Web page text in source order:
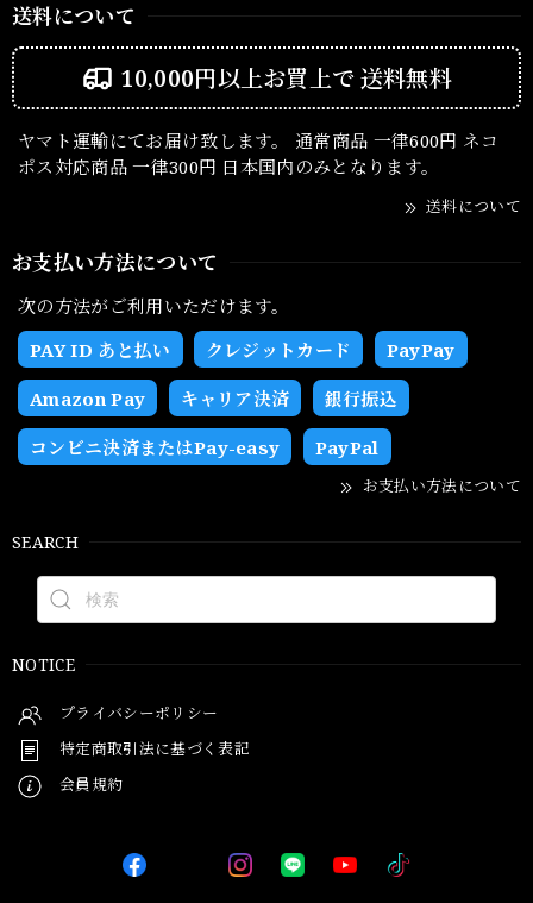
送料について
10,000円以上お買上で送料無料
ヤマト運輸にてお届け致します。 通常商品 一律600円 ネコ
ポス対応商品 一律300円 日本国内のみとなります。
送料について
お支払い方法について
次の方法がご利用いただけます。
PAY ID あと払い
クレジットカード PayPay
Amazon Pay キャリア決済 銀行振込
コンビニ決済またはPay-easy PayPal
お支払い方法について
SEARCH
NOTICE
プライバシーポリシー
特定商取引法に基づく表記
会員規約